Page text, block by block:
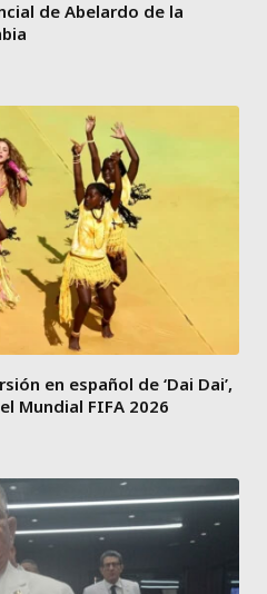
de Abelardo de la
en español de ‘Dai Dai’,
Mundial FIFA 2026